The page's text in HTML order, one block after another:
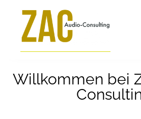
springen
Willkommen bei